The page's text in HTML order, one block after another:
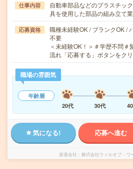
仕事内容
自動車部品などのプラスチッ
具を使用した部品の組み立て
応募資格
職種未経験OK / ブランクOK /
不要
＜未経験OK！＞＃学歴不問
流れ「応募する」ボタンをク
職場の雰囲気
年齢層
20代
30代
気になる! 応募へ進む
派遣会社 株式会社ウィルオブ・